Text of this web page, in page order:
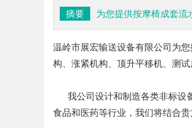
摘要 为您提供按摩椅成套流
温岭市展宏输送设备有限公司为
构、涨紧机构、顶升平移机、测
我公司设计和制造各类非标设
食品和医药等行业，我们将结合